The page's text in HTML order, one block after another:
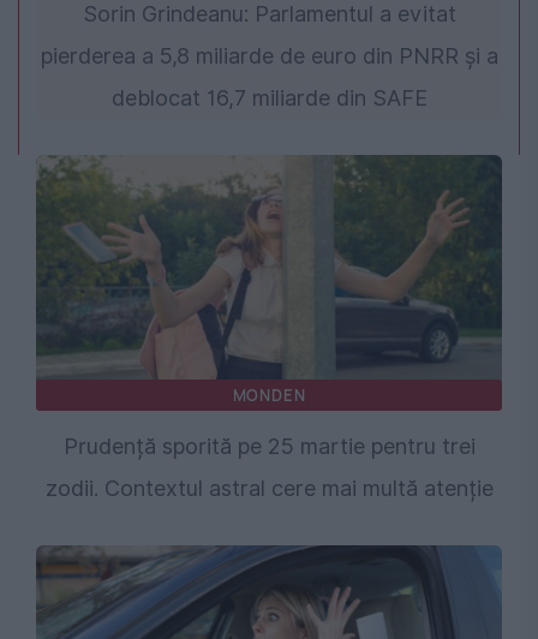
Sorin Grindeanu: Parlamentul a evitat
pierderea a 5,8 miliarde de euro din PNRR și a
deblocat 16,7 miliarde din SAFE
MONDEN
Prudență sporită pe 25 martie pentru trei
zodii. Contextul astral cere mai multă atenție